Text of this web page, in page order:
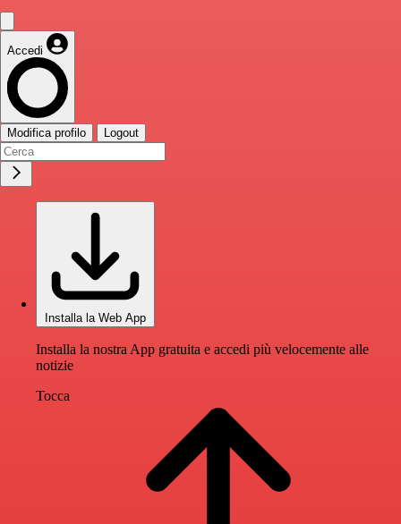
Accedi
Modifica profilo Logout
Installa la Web App
Installa la nostra App gratuita e accedi più velocemente alle
notizie
Tocca